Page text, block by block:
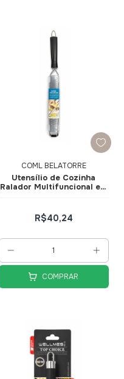
COML BELATORRE
Utensílio de Cozinha
Ralador Multifuncional em
R$40,24
COMPRAR